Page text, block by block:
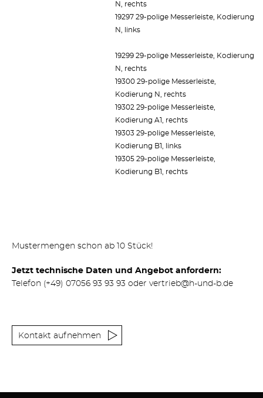
N, rechts
19297 29-polige Messerleiste, Kodierung
N, links
19299 29-polige Messerleiste, Kodierung
N, rechts
19300 29-polige Messerleiste,
Kodierung N, rechts
19302 29-polige Messerleiste,
Kodierung A1, rechts
19303 29-polige Messerleiste,
Kodierung B1, links
19305 29-polige Messerleiste,
Kodierung B1, rechts
Mustermengen schon ab 10 Stück!
Jetzt technische Daten und Angebot anfordern:
Telefon (+49) 07056 93 93 93 oder vertrieb@h-und-b.de
Kontakt aufnehmen